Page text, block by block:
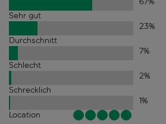
Sehr gut
23%
Durchschnitt
7%
Schlecht
2%
Schrecklich
1%
Location